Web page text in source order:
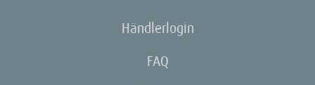
Händlerlogin
FAQ